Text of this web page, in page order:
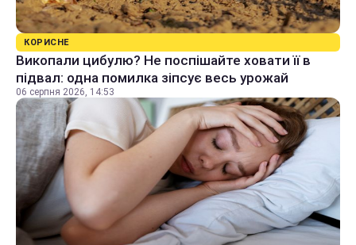
КОРИСНЕ
Викопали цибулю? Не поспішайте ховати її в
підвал: одна помилка зіпсує весь урожай
06 серпня 2026, 14:53